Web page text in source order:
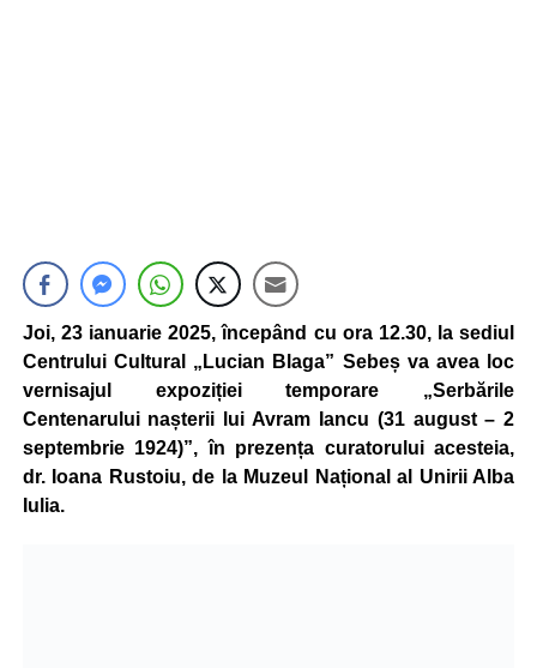
Joi, 23 ianuarie 2025, începând cu ora 12.30, la sediul
Centrului Cultural „Lucian Blaga” Sebeș va avea loc
vernisajul expoziției temporare „Serbările
Centenarului nașterii lui Avram Iancu (31 august – 2
septembrie 1924)”, în prezența curatorului acesteia,
dr. Ioana Rustoiu, de la Muzeul Național al Unirii Alba
Iulia.